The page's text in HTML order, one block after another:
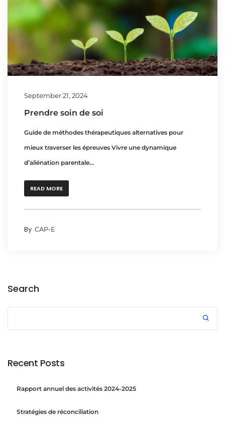
September 21, 2024
Prendre soin de soi
Guide de méthodes thérapeutiques alternatives pour
mieux traverser les épreuves Vivre une dynamique
d’aliénation parentale...
READ MORE
By CAP-E
Search
Recent Posts
Rapport annuel des activités 2024-2025
Stratégies de réconciliation